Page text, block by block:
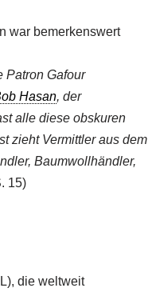
war bemerkenswert
Patron Gafour
Hasan, der
alle diese obskuren
zieht Vermittler aus dem
Baumwollhändler,
15)
die weltweit